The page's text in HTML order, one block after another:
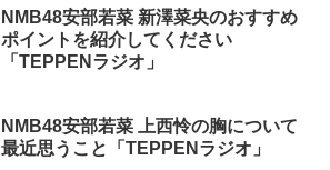
NMB48安部若菜 新澤菜央のおすすめ
ポイントを紹介してください
「TEPPENラジオ」
NMB48安部若菜 上西怜の胸について
最近思うこと「TEPPENラジオ」